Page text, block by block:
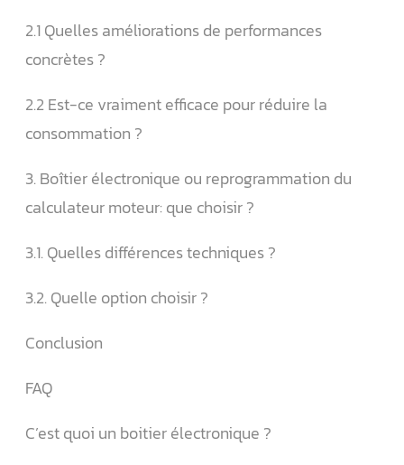
2.1 Quelles améliorations de performances
concrètes ?
2.2 Est-ce vraiment efficace pour réduire la
consommation ?
3. Boîtier électronique ou reprogrammation du
calculateur moteur: que choisir ?
3.1. Quelles différences techniques ?
3.2. Quelle option choisir ?
Conclusion
FAQ
C’est quoi un boitier électronique ?